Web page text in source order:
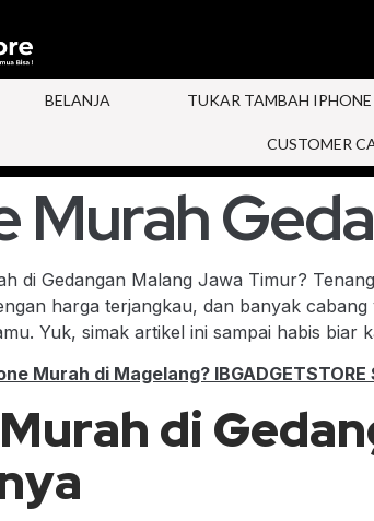
BELANJA TUKAR TAMBAH IPHONE
CUSTOMER
Murah
di Gedangan Malang Jawa Timur?
harga terjangkau, dan banyak
Yuk, simak artikel ini sampai habis biar
Murah di Magelang?
di